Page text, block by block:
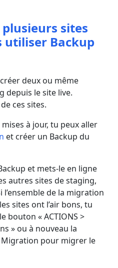
sites
utiliser Backup
deux ou même
depuis le site live.
ces sites.
à jour, tu peux aller
et créer un Backup du
et mets-le en ligne
autres sites de staging,
l’ensemble de la migration
sites ont l’air bons, tu
bouton « ACTIONS >
» ou à nouveau la
pour migrer le